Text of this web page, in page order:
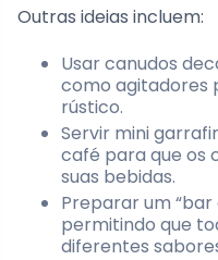
Outras ideias incluem:
Usar canudos
como agitadores
rústico.
Servir mini
café para que os
suas bebidas.
Preparar um “bar
permitindo que
diferentes